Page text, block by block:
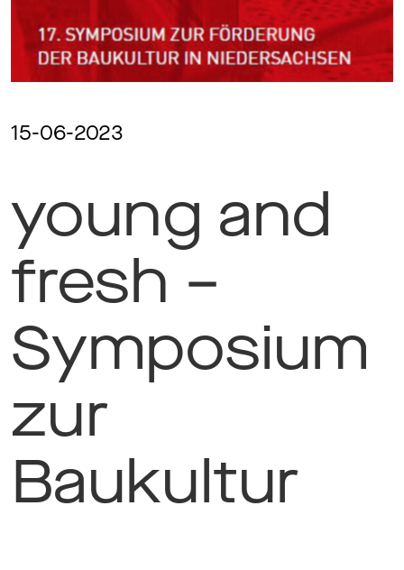
Magazine
Awards
Soziales
Themen
Jobs
15-06-2023
young and
fresh –
Symposium
zur
Baukultur